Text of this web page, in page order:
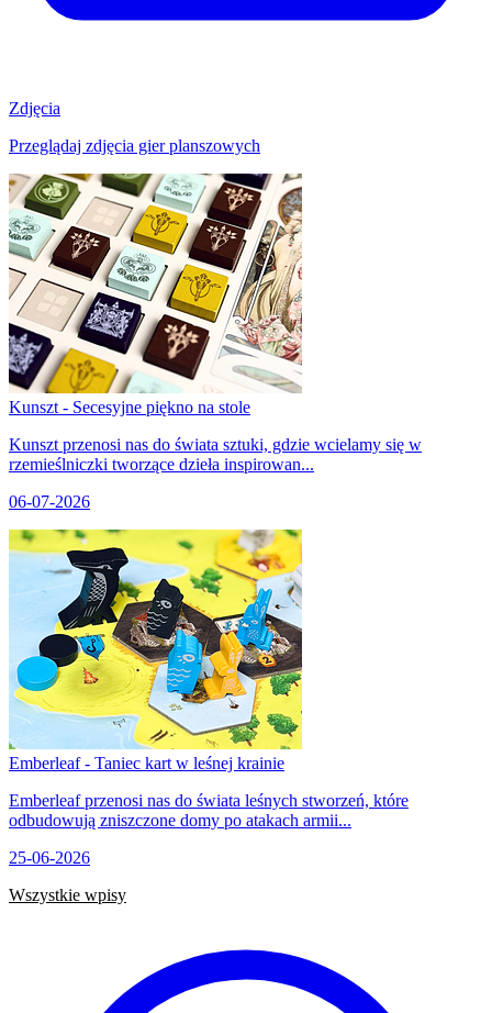
Zdjęcia
Przeglądaj zdjęcia gier planszowych
Kunszt - Secesyjne piękno na stole
Kunszt przenosi nas do świata sztuki, gdzie wcielamy się w
rzemieślniczki tworzące dzieła inspirowan...
06-07-2026
Emberleaf - Taniec kart w leśnej krainie
Emberleaf przenosi nas do świata leśnych stworzeń, które
odbudowują zniszczone domy po atakach armii...
25-06-2026
Wszystkie wpisy